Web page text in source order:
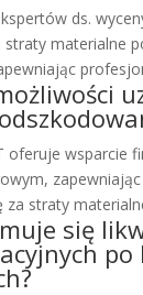
ds.
straty materialne
oferuje wsparcie
za straty
się
po